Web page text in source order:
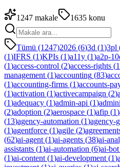
1247 makale 1635 konu
Tümü (1247)2026 (6)3d (1)3pl
(1)IFRS (1)KPIs (1)a11y (1)a2p-
(1)access-control (2)access-rights (1
management (1)accounting (83)
(1)accounting-firms (1)accounts-
(1)activation (1)activecampaign (2)
(1)adequacy (1)admin-api (1)
(2)adoption (2)aerospace (1)afip (1)
(13)agency-automation (1)agency-
(1)agentforce (1)agile (2)
(62)ai-agent (1)ai-agents (38)ai-
assistants (1)ai-automation (6)ai-bot
(1)ai-content (1)ai-development (1)